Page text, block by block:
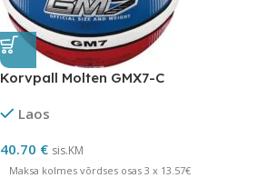
Korvpall Molten GMX7-C
Laos
40.70 € sis.KM
Maksa kolmes võrdses osas 3 x 13.57€